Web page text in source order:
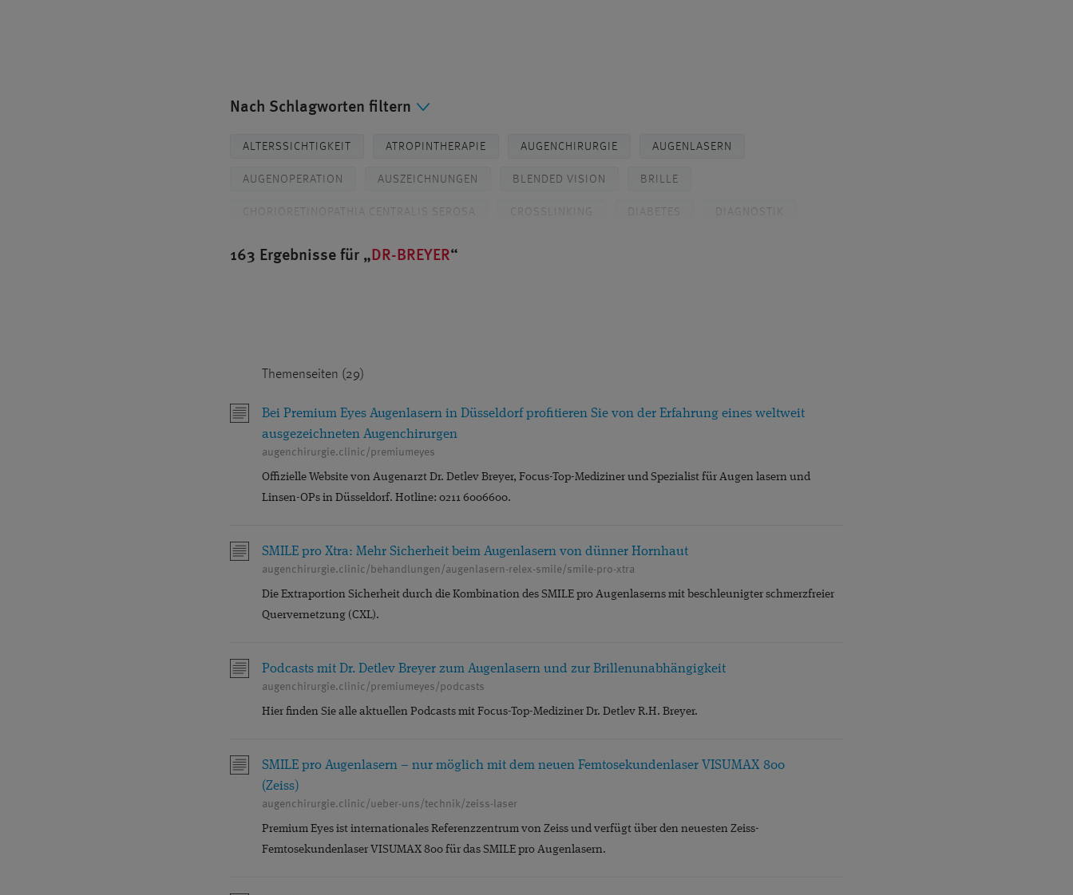
Nach Schlagworten filtern
ALTERSSICHTIGKEIT ATROPINTHERAPIE AUGENCHIRURGIE AUGENLASERN
AUGENOPERATION AUSZEICHNUNGEN BLENDED VISION BRILLE
CHORIORETINOPATHIA CENTRALIS SEROSA CROSSLINKING DIABETES DIAGNOSTIK
IMPLANTIERBARE KONTAKTLINSEN
KONTAKTLINSEN KURZSICHTIGKEIT LASERTHERAPIE LASIK MAKULA
MAKULAZENTRUM MEDIENBERICHTE
MINIMALINVASIVE GLAUKOMCHIRURGIE (MIGS) MONOVISION MULTIFOKALLINSEN
PEER-REVIEWED
QUALITÄT REFRAKTIVE CHIRURGIE SEHFEHLER SMILE®
163 Ergebnisse für DR-BREYER
Themenseiten (29)
Bei Premium Eyes Augenlasern in Düsseldorf profitieren Sie von der Erfahrung eines weltweit
ausgezeichneten Augenchirurgen
augenchirurgie.clinic/premiumeyes
Offizielle Website von Augenarzt Dr. Detlev Breyer, Focus-Top-Mediziner und Spezialist für Augen lasern und
Linsen-OPs in Düsseldorf. Hotline: 0211 6006600.
SMILE pro Xtra: Mehr Sicherheit beim Augenlasern von dünner Hornhaut
augenchirurgie.clinic/behandlungen/augenlasern-relex-smile/smile-pro-xtra
Die Extraportion Sicherheit durch die Kombination des SMILE pro Augenlaserns mit beschleunigter schmerzfreier
Quervernetzung (CXL).
Podcasts mit Dr. Detlev Breyer zum Augenlasern und zur Brillenunabhängigkeit
augenchirurgie.clinic/premiumeyes/podcasts
Hier finden Sie alle aktuellen Podcasts mit Focus-Top-Mediziner Dr. Detlev R.H. Breyer.
SMILE pro Augenlasern – nur möglich mit dem neuen Femtosekundenlaser VISUMAX 800
(Zeiss)
augenchirurgie.clinic/ueber-uns/technik/zeiss-laser
Premium Eyes ist internationales Referenzzentrum von Zeiss und verfügt über den neuesten Zeiss-
Femtosekundenlaser VISUMAX 800 für das SMILE pro Augenlasern.